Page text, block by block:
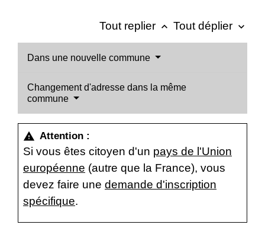
Tout replier keyboard_arrow_up Tout déplier keyboard_arrow_down
Dans une nouvelle commune
Changement d'adresse dans la même
commune
warning Attention :
Si vous êtes citoyen d'un pays de l'Union
européenne (autre que la France), vous
devez faire une demande d'inscription
spécifique.